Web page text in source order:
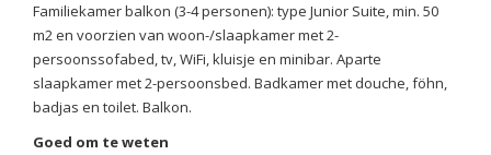
Familiekamer balkon (3-4 personen): type Junior Suite, min. 50
m2 en voorzien van woon-/slaapkamer met 2-
persoonssofabed, tv, WiFi, kluisje en minibar. Aparte
slaapkamer met 2-persoonsbed. Badkamer met douche, föhn,
badjas en toilet. Balkon.
Goed om te weten